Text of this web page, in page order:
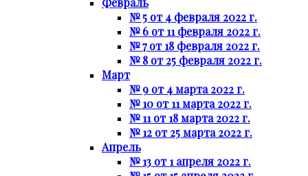
№ 5 от 4 февраля 2022 г.
№ 6 от 11 февраля 2022 г.
№ 7 от 18 февраля 2022 г.
№ 8 от 25 февраля 2022 г.
Март
№ 9 от 4 марта 2022 г.
№ 10 от 11 марта 2022 г.
№ 11 от 18 марта 2022 г.
№ 12 от 25 марта 2022 г.
Апрель
№ 13 от 1 апреля 2022 г.